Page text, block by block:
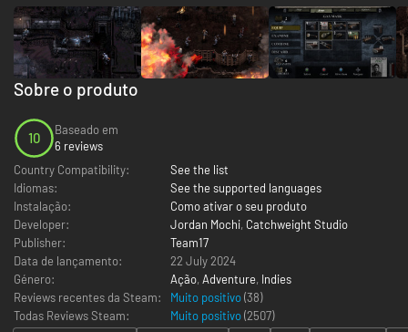
Sobre o produto
10
Baseado em
6 reviews
Country Compatibility:
See the list
Idiomas:
See the supported languages
Instalação:
Como ativar o seu produto
Developer:
Jordan Mochi, Catchweight Studio
Publisher:
Team17
Data de lançamento:
22 July 2024
Género:
Ação, Adventure, Indies
Reviews recentes da Steam:
Muito positivo(38)
Todas Reviews Steam:
Muito positivo(2507)